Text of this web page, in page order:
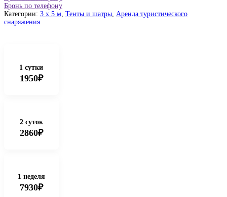
Бронь по телефону
Категории: 3 x 5 м, Тенты и шатры, Аренда туристического
снаряжения
1 сутки
1950₽
2 суток
2860₽
1 неделя
7930₽